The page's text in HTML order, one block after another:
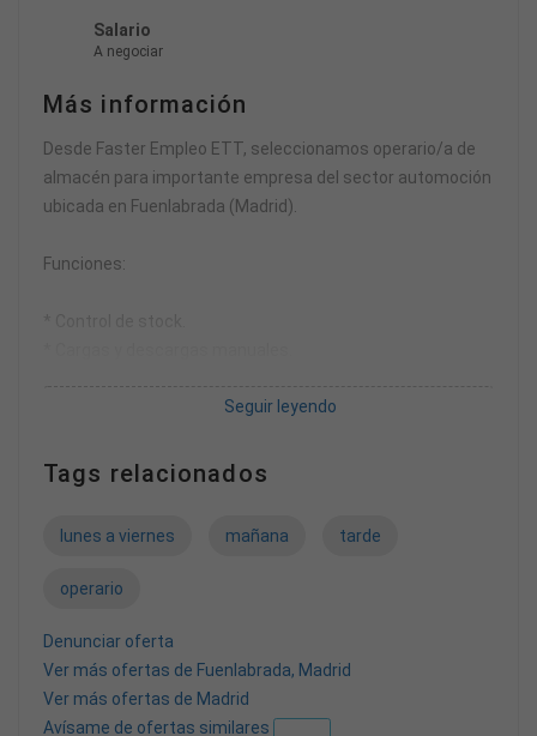
Salario
A negociar
Más información
Desde Faster Empleo ETT, seleccionamos operario/a de
almacén para importante empresa del sector automoción
ubicada en Fuenlabrada (Madrid).
Funciones:
* Experiencia en empresa de producción.
Ofrecemos:
Seguir leyendo
Tags relacionados
lunes a viernes mañana tarde
operario
Denunciar oferta
Ver más ofertas de Fuenlabrada, Madrid
Ver más ofertas de Madrid
Avísame de ofertas similares